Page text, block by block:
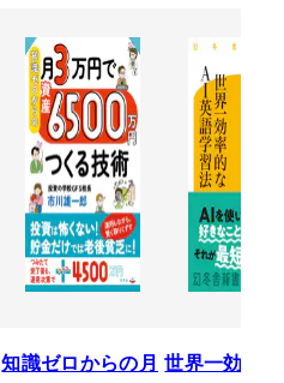
知識ゼロからの月 世界一効率